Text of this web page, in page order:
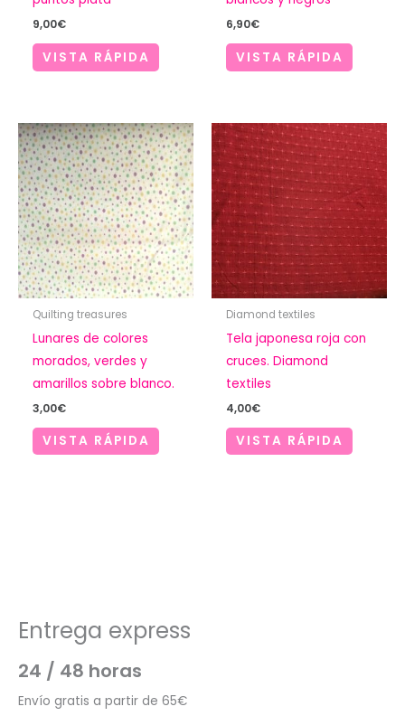
9,00€
VISTA RÁPIDA
6,90€
VISTA RÁPIDA
Quilting treasures
Lunares de colores
morados, verdes y
amarillos sobre blanco.
3,00€
VISTA RÁPIDA
Diamond textiles
Tela japonesa roja con
cruces. Diamond
textiles
4,00€
VISTA RÁPIDA
Entrega express
24 / 48 horas
Envío gratis a partir de 65€